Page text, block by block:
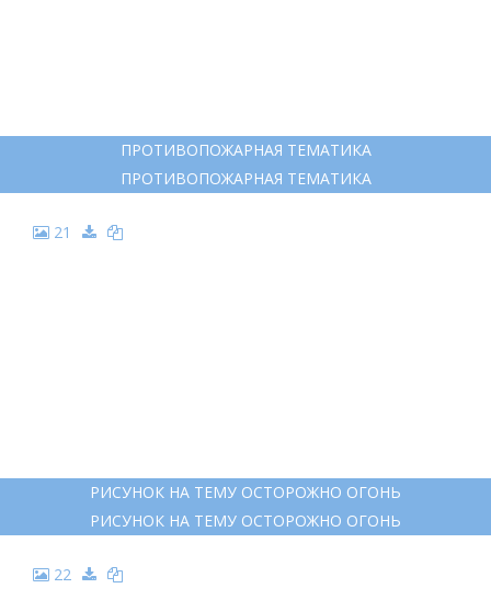
ПРОТИВОПОЖАРНАЯ ТЕМАТИКА
ПРОТИВОПОЖАРНАЯ ТЕМАТИКА
21
РИСУНОК НА ТЕМУ ОСТОРОЖНО ОГОНЬ
РИСУНОК НА ТЕМУ ОСТОРОЖНО ОГОНЬ
22